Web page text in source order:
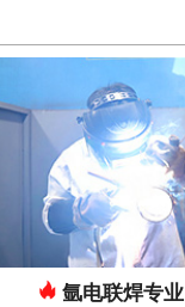
氩电联焊专业